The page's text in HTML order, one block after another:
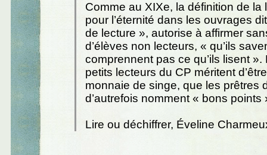
Comme au XIXe, la définition de la
pour l’éternité dans les ouvrages
de lecture », autorise à affirmer
d’élèves non lecteurs, « qu’ils
comprennent pas ce qu’ils lisent ».
petits lecteurs du CP méritent
monnaie de singe, que les prêtres
d’autrefois nomment « bons points
Lire ou déchiffrer, Éveline